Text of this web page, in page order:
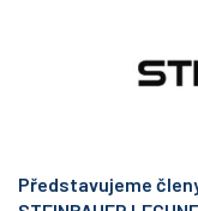
Představujeme